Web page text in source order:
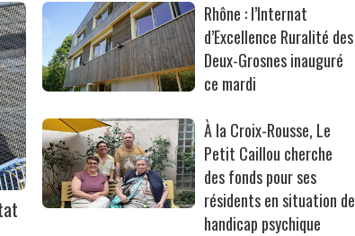
Rhône : l’Internat
d’Excellence Ruralité des
Deux-Grosnes inauguré
ce mardi
À la Croix-Rousse, Le
Petit Caillou cherche
des fonds pour ses
résidents en situation de
handicap psychique